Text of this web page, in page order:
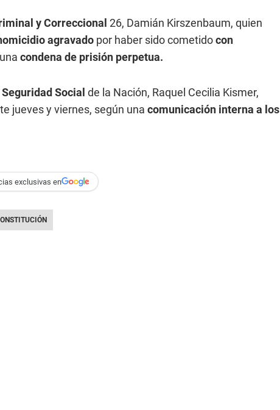
y Correccional 26, Damián Kirszenbaum, quien
agravado por haber sido cometidocon
condena de prisión perpetua.
Social de la Nación, Raquel Cecilia Kismer,
jueves y viernes, según una comunicación interna a los
exclusivas en